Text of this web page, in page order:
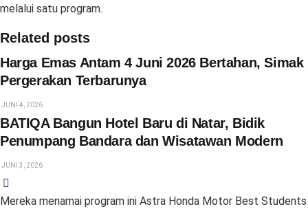
melalui satu program.
Related posts
Harga Emas Antam 4 Juni 2026 Bertahan, Simak
Pergerakan Terbarunya
JUNI 4, 2026
BATIQA Bangun Hotel Baru di Natar, Bidik
Penumpang Bandara dan Wisatawan Modern
JUNI 3, 2026
Mereka menamai program ini Astra Honda Motor Best Students